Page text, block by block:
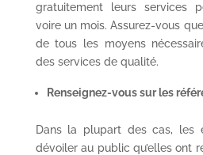
gratuitement leurs services
voire un mois. Assurez-vous
de tous les moyens
des services de qualité.
Renseignez-vous sur les
Dans la plupart des cas, les
dévoiler au public qu’elles ont